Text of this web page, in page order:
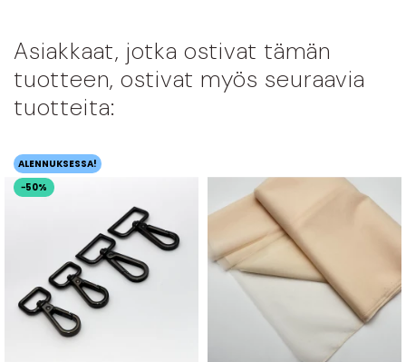
Asiakkaat, jotka ostivat tämän
tuotteen, ostivat myös seuraavia
tuotteita:
ALENNUKSESSA!
−50%